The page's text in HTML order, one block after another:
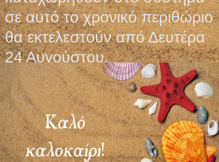
Ωράριο λειτουργίας
ΕΙΔΙΚΟ ΘΕΡΙΝΟ ΩΡΑΡΙΟ
ΔΕΥ-ΠΑΡ: 09:00-14:30
ΣΑΒ – ΚΥΡ: ΚΛΕΙΣΤΑ
Χρήσιμα Links
σε αυτό το χρονικό περιθώριο
θα εκτελεστούν από Δευτέρα
24 Αυγούστου.